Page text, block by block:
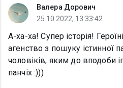
Валера Дорович
25.10.2022, 13:33:42
А-ха-ха! Супер історія!
агенство з пошуку істинної
чоловіків, яким до вподоби
панчіх :)))